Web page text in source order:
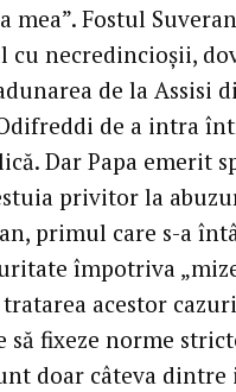
mea”. Fostul
cu necredincioşii,
de la Assisi
de a intra
Dar Papa emerit
privitor la
primul care s-a
împotriva
acestor
să fixeze norme
doar câteva